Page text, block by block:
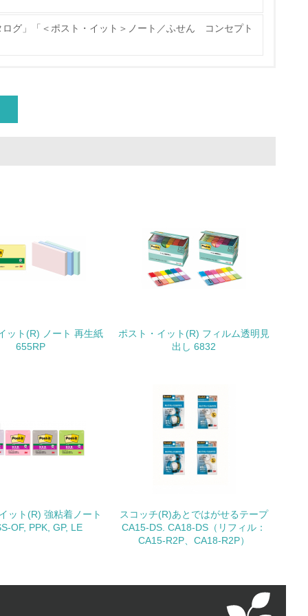
減目標や計画を立てている
植林、天然林保護、間伐＞、認証品の
チェック
チェック
ログ」「＜ポスト・イット＞ノート／ふせん コンセプト
ット(R) ノート 再生紙
655RP
ポスト・イット(R) フィルム透明見
出し 6832
ット(R) 強粘着ノート
OF, PPK, GP, LE
スコッチ(R)あとではがせるテープ
CA15-DS. CA18-DS（リフィル：
CA15-R2P、CA18-R2P）